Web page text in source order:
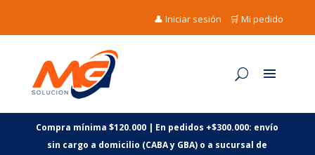
👤 Iniciar sesión 🛒 Mi pedido
Compra mínima $120.000 | En pedidos +$300.000: envío
sin cargo a domicilio (CABA y GBA) o a sucursal de